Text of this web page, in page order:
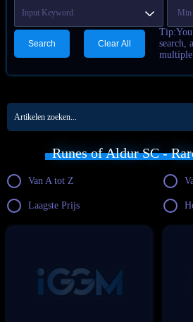
Search Clear All
search,
multiple
Runes of Aldur SC -
Van A tot Z
Laagste Prijs